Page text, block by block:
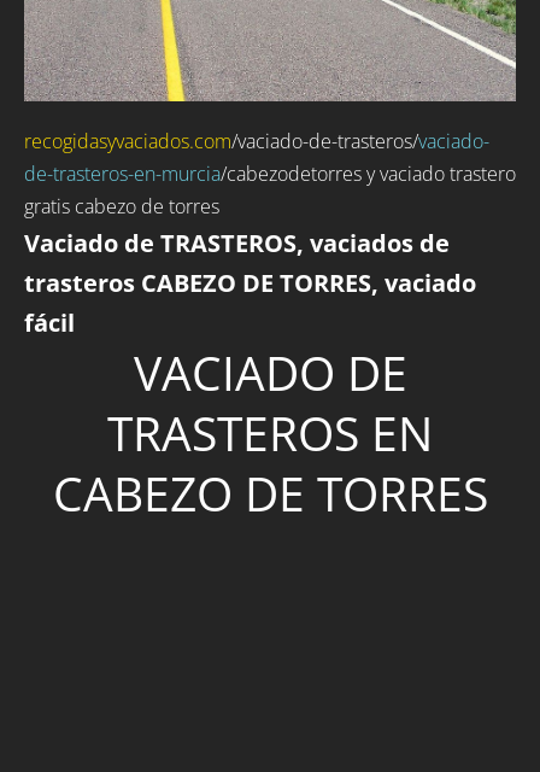
recogidasyvaciados.com/vaciado-de-trasteros/vaciado-
de-trasteros-en-murcia/cabezodetorres y vaciado trastero
gratis cabezo de torres
Vaciado de TRASTEROS, vaciados de
trasteros CABEZO DE TORRES, vaciado
fácil
VACIADO DE
TRASTEROS EN
CABEZO DE TORRES